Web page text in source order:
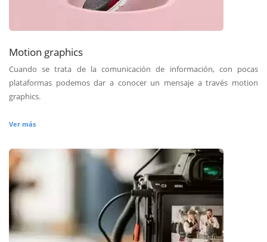
Motion graphics
Cuando se trata de la comunicación de información, con pocas
plataformas podemos dar a conocer un mensaje a través motion
graphics.
Ver más